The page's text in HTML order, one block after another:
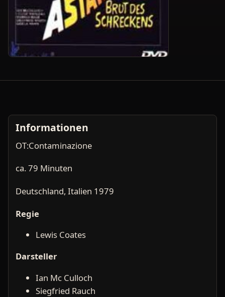
Informationen
OT:Contaminazione
ca. 79 Minuten
Deutschland, Italien 1979
Regie
Lewis Coates
Darsteller
Ian Mc Culloch
Siegfried Rauch